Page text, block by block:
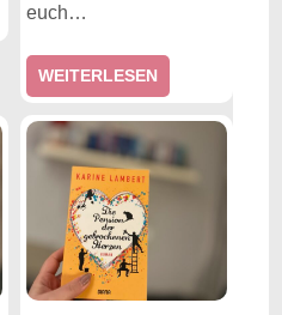
euch…
WEITERLESEN